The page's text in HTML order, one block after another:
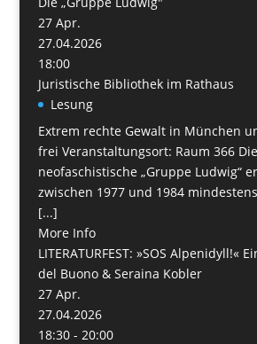
27 Apr.
27.04.2026
18:00
Juristische Bibliothek im Rathaus
Lesung
Extrem rechte Gewalt in München
frei Veranstaltungsort: Raum 366 Die
neofaschistische „Gruppe Ludwig“
zwischen 1977 und 1984
[...]
More Info
LITERATURFEST: »SOS Alpenidyll!«
del Buono & Seraina Kobler
27 Apr.
27.04.2026
18:30 - 20:00